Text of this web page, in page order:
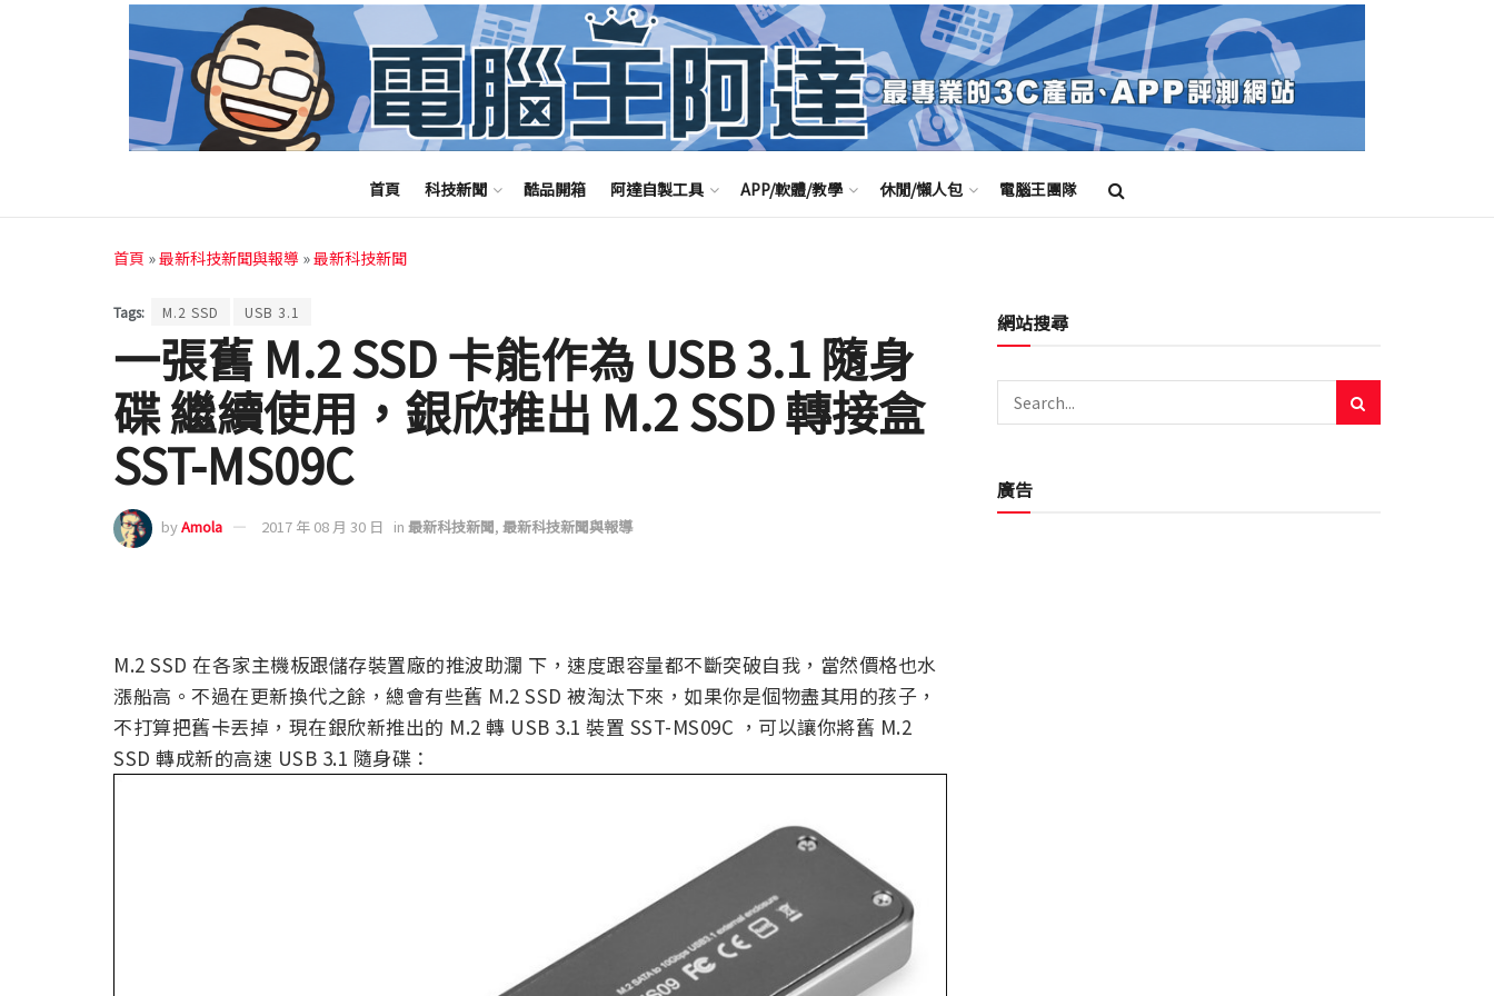
首頁 科技新聞 酷品開箱 阿達自製工具 APP/軟體/教學 休閒/懶人包 電腦王團隊
首頁 »最新科技新聞與報導 »最新科技新聞
Tags: M.2 SSD USB 3.1
一張舊 M.2 SSD 卡能作為 USB 3.1 隨身
碟 繼續使用，銀欣推出 M.2 SSD 轉接盒
SST-MS09C
byAmola 2017 年 08 月 30 日 in 最新科技新聞, 最新科技新聞與報導
M.2 SSD 在各家主機板跟儲存裝置廠的推波助瀾 下，速度跟容量都不斷突破自我，當然價格也水
漲船高。不過在更新換代之餘，總會有些舊 M.2 SSD 被淘汰下來，如果你是個物盡其用的孩子，
不打算把舊卡丟掉，現在銀欣新推出的 M.2 轉 USB 3.1 裝置 SST-MS09C ，可以讓你將舊 M.2
SSD 轉成新的高速 USB 3.1 隨身碟：
網站搜尋
廣告